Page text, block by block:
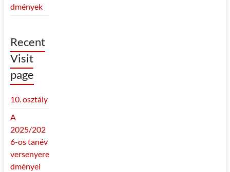
dmények
Recent
Visit
page
10. osztály
A
2025/202
6-os tanév
versenyere
dményei